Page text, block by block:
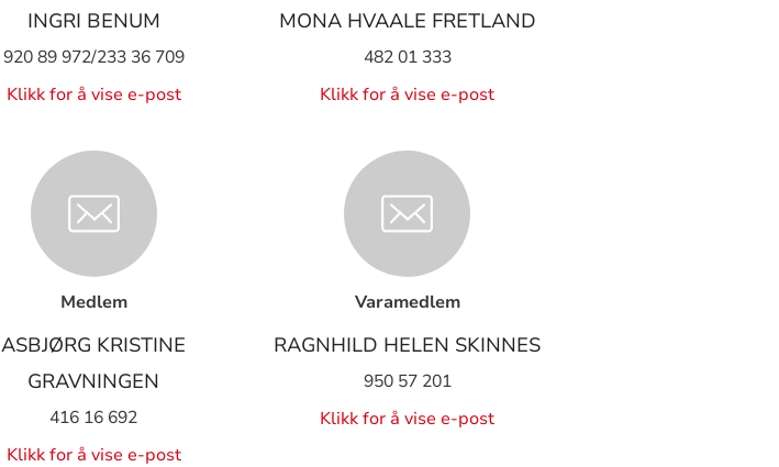
INGRI BENUM
920 89 972/233 36 709
Klikk for å vise e-post
MONA HVAALE FRETLAND
482 01 333
Klikk for å vise e-post
Medlem
ASBJØRG KRISTINE
GRAVNINGEN
416 16 692
Klikk for å vise e-post
Varamedlem
RAGNHILD HELEN SKINNES
950 57 201
Klikk for å vise e-post